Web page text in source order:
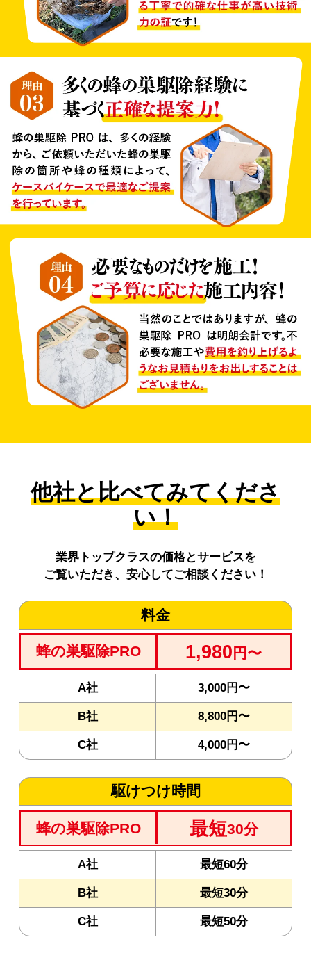
他社と比べてみてくださ
い！
業界トップクラスの価格とサービスを
ご覧いただき、安心してご相談ください！
料金
蜂の巣駆除PRO 1,980 円〜
A社 3,000円〜
B社 8,800円〜
C社 4,000円〜
駆けつけ時間
蜂の巣駆除PRO 最短30分
A社 最短60分
B社 最短30分
C社 最短50分